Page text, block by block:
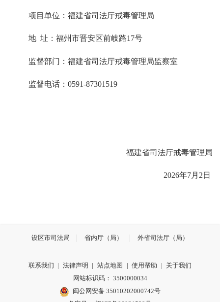
项目单位：福建省司法厅戒毒管理局
地址：福州市晋安区前岐路17号
监督部门：福建省司法厅戒毒管理局监察室
监督电话： 0591-87301519
福建省司法厅戒毒管理局
2026年7月 2 日
设区市司法局 省内厅（局） 外省司法厅（局）
联系我们 | 法律声明 | 站点地图 | 使用帮助 | 关于我们
网站标识码： 3500000034
闽公网安备 35010202000742号